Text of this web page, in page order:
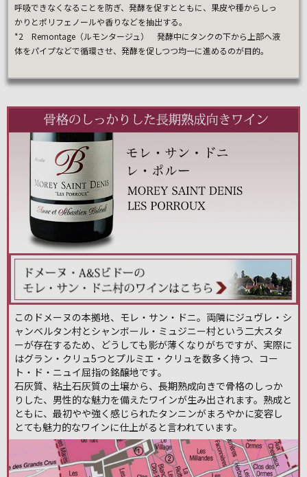
呼吸できなくなることを防ぎ、発酵を促すとともに、果皮や種からしっ
かりとポリフェノールや香りなどを抽出する。
*2 Remontage（ルモンタージュ） 発酵中にタンクの下から上部へ液
体をパイプなどで循環させ、発酵を促しつつ均一に進めるのが目的。
このドメーヌの本拠地、モレ・サン・ドニ。両隣にジュヴレ・シ
ャンベルタン村とシャンボール・ミュジニー村という二大スタ
ーが存在するため、どうしても影が薄くなりがちですが、実際に
はグラン・クリュ5つとプルミエ・クリュを数多く持つ、コー
ト・ド・ニュイ屈指の銘醸地です。
石灰質、粘土石灰質の土壌から、長期熟成向きで骨格のしっか
りした、男性的な魅力を備えたワインが生み出されます。熟成と
ともに、最初やや強く感じられたタンニンがまろやかに変容し
とても魅力的なワインに仕上がると言われています。